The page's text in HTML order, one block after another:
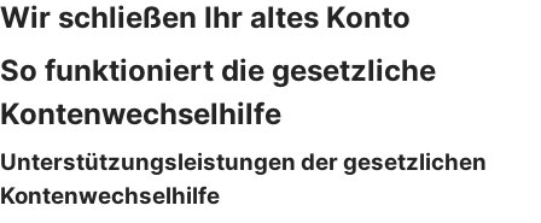
Wir schließen Ihr altes Konto
So funktioniert die gesetzliche
Kontenwechselhilfe
Unterstützungsleistungen der gesetzlichen
Kontenwechselhilfe